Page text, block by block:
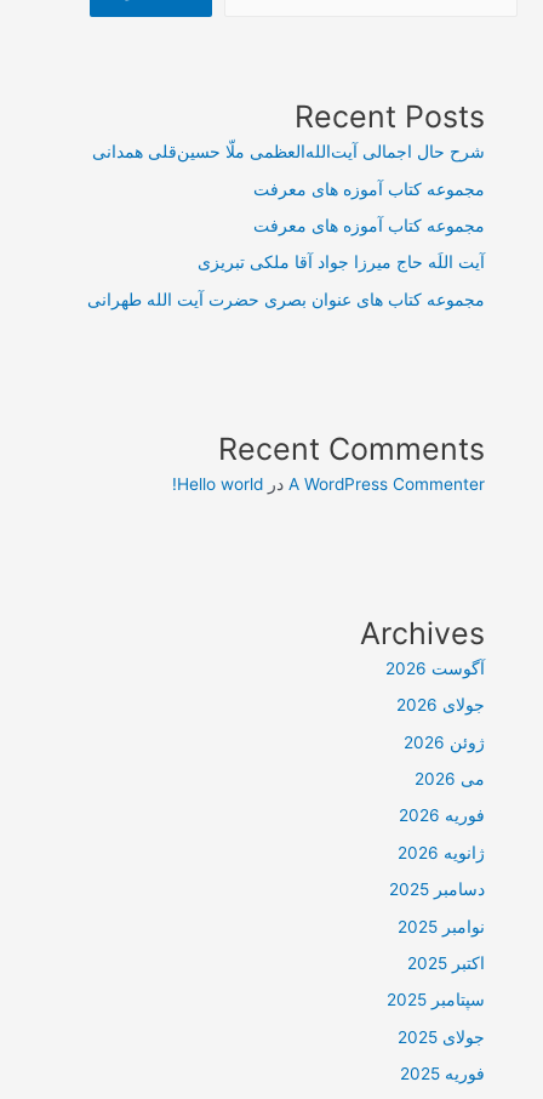
Recent Posts
شرح حال اجمالی آیت‌الله‌العظمی ملّا حسین‌قلی همدانی
مجموعه کتاب آموزه های معرفت
مجموعه کتاب آموزه های معرفت
آیت اللَه حاج میرزا جواد آقا ملکی تبریزی
مجموعه کتاب های عنوان بصری حضرت آیت الله طهرانی
Recent Comments
A WordPress Commenter درHello world!
Archives
آگوست 2026
جولای 2026
ژوئن 2026
می 2026
فوریه 2026
ژانویه 2026
دسامبر 2025
نوامبر 2025
اکتبر 2025
سپتامبر 2025
جولای 2025
فوریه 2025